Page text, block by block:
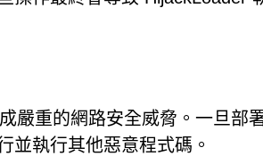
嚴重的網路安全威脅。一旦部
並執行其他惡意程式碼。